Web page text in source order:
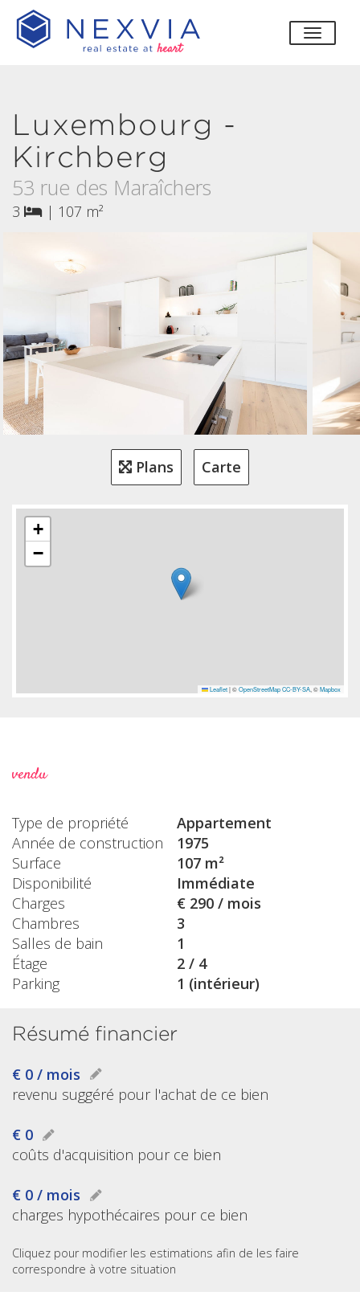
Luxembourg -
Kirchberg
53 rue des Maraîchers
3 | 107 m²
Plans Carte
+
−
Leaflet |©OpenStreetMap CC-BY-SA, ©Mapbox
vendu
Type de propriété
Appartement
Année de construction
1975
Surface
107 m²
Disponibilité
Immédiate
Charges
€ 290 / mois
Chambres
3
Salles de bain
1
Étage
2 / 4
Parking
1 (intérieur)
Résumé financier
€ 0 / mois
revenu suggéré pour l'achat de ce bien
€ 0
coûts d'acquisition pour ce bien
€ 0 / mois
charges hypothécaires pour ce bien
Cliquez pour modifier les estimations afin de les faire
correspondre à votre situation